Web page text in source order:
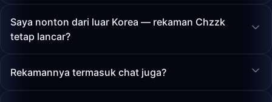
Saya nonton dari luar Korea — rekaman Chzzk
tetap lancar?
Rekamannya termasuk chat juga?